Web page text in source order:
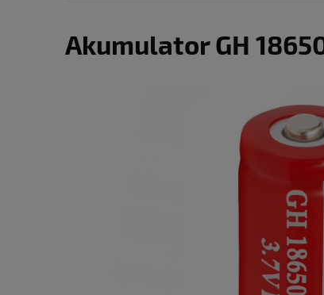
Akumulator GH